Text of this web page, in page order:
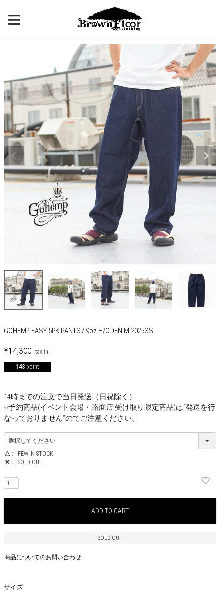
GOHEMP EASY 5PK PANTS / 9oz H/C DENIM 2025SS
¥14,300
143 point
14時までの注文で当日発送（日祝除く）
※予約商品(イベント会場・路面店 受け取り限定商品)は“発送を行
なっておりません”のでご注意ください。
△
FEW IN STOCK
✕
SOLD OUT
ADD TO CART
SOLD OUT
商品についてのお問い合わせ
サイズ